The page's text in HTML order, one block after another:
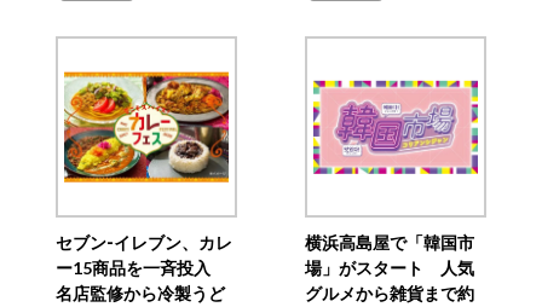
セブン‐イレブン、カレ
ー15商品を一斉投入
名店監修から冷製うど
横浜高島屋で「韓国市
場」がスタート 人気
グルメから雑貨まで約